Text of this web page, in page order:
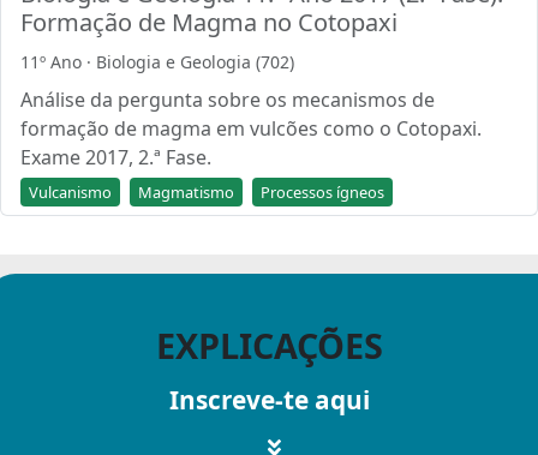
Formação de Magma no Cotopaxi
11º Ano · Biologia e Geologia (702)
Análise da pergunta sobre os mecanismos de
formação de magma em vulcões como o Cotopaxi.
Exame 2017, 2.ª Fase.
Vulcanismo Magmatismo Processos ígneos
EXPLICAÇÕES
Inscreve-te aqui